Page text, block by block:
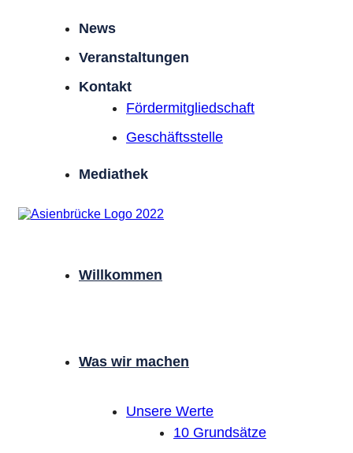
News
Veranstaltungen
Kontakt
Förder­mitgliedschaft
Geschäftsstelle
Mediathek
Willkommen
Was wir machen
Unsere Werte
10 Grundsätze